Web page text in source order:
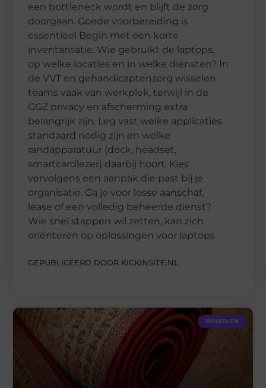
een bottleneck wordt en blijft de zorg
doorgaan. Goede voorbereiding is
essentieel Begin met een korte
inventarisatie. Wie gebruikt de laptops,
op welke locaties en in welke diensten? In
de VVT en gehandicaptenzorg wisselen
teams vaak van werkplek, terwijl in de
GGZ privacy en afscherming extra
belangrijk zijn. Leg vast welke applicaties
standaard nodig zijn en welke
randapparatuur (dock, headset,
smartcardlezer) daarbij hoort. Kies
vervolgens een aanpak die past bij je
organisatie. Ga je voor losse aanschaf,
lease of een volledig beheerde dienst?
Wie snel stappen wil zetten, kan zich
oriënteren op oplossingen voor laptops
GEPUBLICEERD DOOR KICKINSITE.NL
WINKELEN